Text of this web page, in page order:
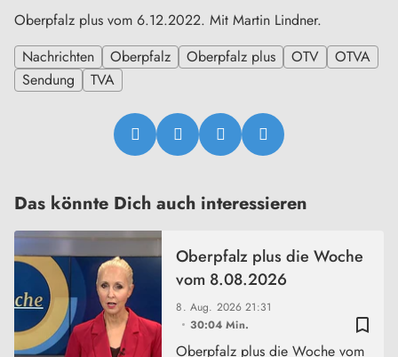
Oberpfalz plus vom 6.12.2022. Mit Martin Lindner.
Nachrichten
Oberpfalz Oberpfalz plus OTV
OTVA
Sendung
TVA
Das könnte Dich auch interessieren
bookmark_border
8. Aug. 202621:31
30:04 Min.
Oberpfalz plus die Woche
vom 8.08.2026
Oberpfalz plus die Woche vom